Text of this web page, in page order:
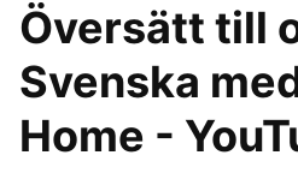
Översätt till
Svenska
Home -